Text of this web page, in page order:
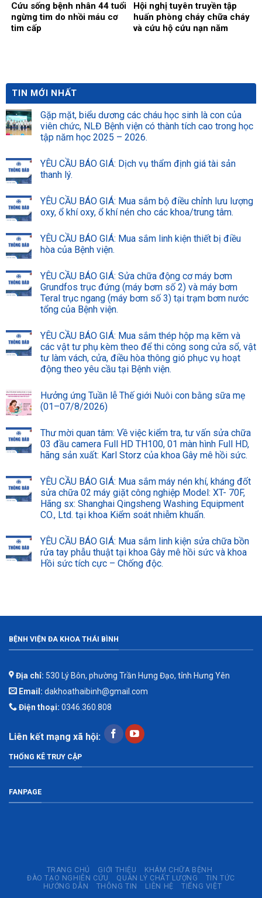
Cứu sống bệnh nhân 44 tuổi
ngừng tim do nhồi máu cơ
tim cấp
Hội nghị tuyên truyền tập
huấn phòng cháy chữa cháy
và cứu hộ cứu nạn năm
TIN MỚI NHẤT
Gặp mặt, biểu dương các cháu học sinh là con của
viên chức, NLĐ Bệnh viện có thành tích cao trong học
tập năm học 2025 – 2026.
YÊU CẦU BÁO GIÁ: Dịch vụ thẩm định giá tài sản
thanh lý.
YÊU CẦU BÁO GIÁ: Mua sắm bộ điều chỉnh lưu lượng
oxy, ổ khí oxy, ổ khí nén cho các khoa/trung tâm.
YÊU CẦU BÁO GIÁ: Mua sắm linh kiện thiết bị điều
hòa của Bệnh viện.
YÊU CẦU BÁO GIÁ: Sửa chữa động cơ máy bơm
Grundfos trục đứng (máy bơm số 2) và máy bơm
Teral trục ngang (máy bơm số 3) tại trạm bơm nước
tổng của Bệnh viện.
YÊU CẦU BÁO GIÁ: Mua sắm thép hộp mạ kẽm và
các vật tư phụ kèm theo để thi công song cửa sổ, vật
tư làm vách, cửa, điều hòa thông gió phục vụ hoạt
động theo yêu cầu tại Bệnh viện.
Hưởng ứng Tuần lễ Thế giới Nuôi con bằng sữa mẹ
(01–07/8/2026)
Thư mời quan tâm: Về việc kiểm tra, tư vấn sửa chữa
03 đầu camera Full HD TH100, 01 màn hình Full HD,
hãng sản xuất: Karl Storz của khoa Gây mê hồi sức.
YÊU CẦU BÁO GIÁ: Mua sắm máy nén khí, kháng đốt
sửa chữa 02 máy giặt công nghiệp Model: XT- 70F,
Hãng sx: Shanghai Qingsheng Washing Equipment
CO., Ltd. tại khoa Kiểm soát nhiễm khuẩn.
YÊU CẦU BÁO GIÁ: Mua sắm linh kiện sửa chữa bồn
rửa tay phẫu thuật tại khoa Gây mê hồi sức và khoa
Hồi sức tích cực – Chống độc.
BỆNH VIỆN ĐA KHOA THÁI BÌNH
Địa chỉ: 530 Lý Bôn, phường Trần Hưng Đạo, tỉnh Hưng Yên
Email: dakhoathaibinh@gmail.com
Điện thoại: 0346.360.808
Liên kết mạng xã hội:
THỐNG KÊ TRUY CẬP
FANPAGE
TRANG CHỦ GIỚI THIỆU
KHÁM CHỮA BỆNH
ĐÀO TẠO NGHIÊN CỨU
QUẢN LÝ CHẤT LƯỢNG
TIN TỨC
HƯỚNG DẪN
THÔNG TIN LIÊN HỆ TIẾNG VIỆT